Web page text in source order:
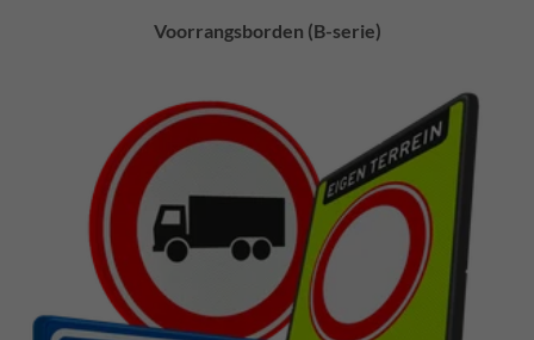
Voorrangsborden (B-serie)